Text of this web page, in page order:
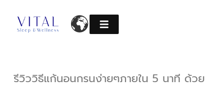
content
รีวิววิธีแก้นอนกรนง่ายๆภายใน 5 นาที ด้วย